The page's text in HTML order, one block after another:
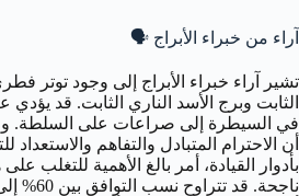
آراء من خبراء الأبراج 🗣️
تشير آراء خبراء الأبراج إلى وجود توتر
الثابت وبرج الأسد الناري الثابت. قد يؤدي
في السيطرة إلى صراعات على السلطة.
أن الاحترام المتبادل والتفاهم والاستعداد
بأدوار القيادة، أمر بالغ الأهمية للتغلب